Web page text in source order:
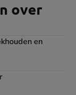
over
en